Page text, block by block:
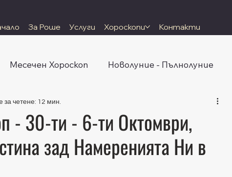
За Роше Услуги Хороскопи Контакти
Месечен Хороскоп Новолуние - Пълнолуние
- 30-ти - 6-ти Октомври,
зад Намеренията Ни в
за четене: 12 мин.